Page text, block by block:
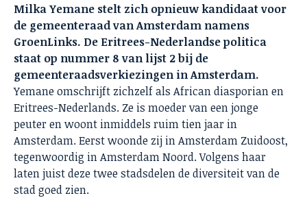
Milka Yemane stelt zich opnieuw kandidaat voor
de gemeenteraad van Amsterdam namens
GroenLinks. De Eritrees-Nederlandse politica
staat op nummer 8 van lijst 2 bij de
gemeenteraadsverkiezingen in Amsterdam.
Yemane omschrijft zichzelf als African diasporian en
Eritrees-Nederlands. Ze is moeder van een jonge
peuter en woont inmiddels ruim tien jaar in
Amsterdam. Eerst woonde zij in Amsterdam Zuidoost,
tegenwoordig in Amsterdam Noord. Volgens haar
laten juist deze twee stadsdelen de diversiteit van de
stad goed zien.